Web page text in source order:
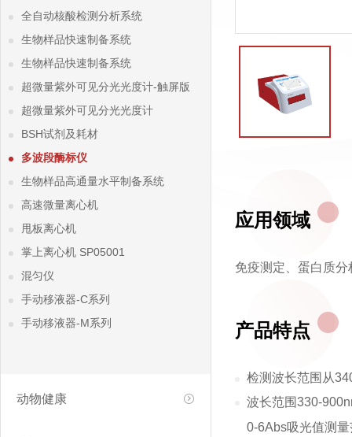
全自动核酸检测分析系统
生物样品快速制备系统
生物样品快速制备系统
超微量紫外可见分光光度计-触屏版
超微量紫外可见分光光度计
BSH试剂及耗材
多波段酶标仪
生物样品高通量水平制备系统
高速微量离心机
甩板离心机
掌上离心机 SP05001
混匀仪
手动移液器-C系列
手动移液器-M系列
动物健康
应用领域
免疫测定、蛋白质
产品特点
检测波长范围从
波长范围330-
0-6Abs吸光值测